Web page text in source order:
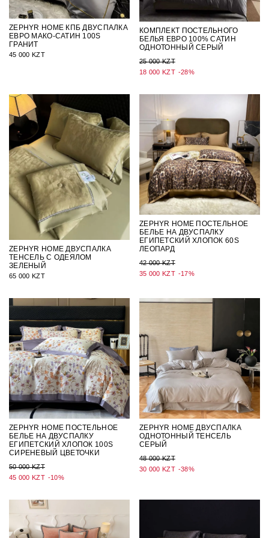
ZEPHYR HOME КПБ ДВУСПАЛКА
ЕВРО МАКО-САТИН 100S
ГРАНИТ
45 000 KZT
КОМПЛЕКТ ПОСТЕЛЬНОГО
БЕЛЬЯ ЕВРО 100% САТИН
ОДНОТОННЫЙ СЕРЫЙ
25 000 KZT
18 000 KZT -28%
ZEPHYR HOME ДВУСПАЛКА
ТЕНСЕЛЬ С ОДЕЯЛОМ
ЗЕЛЕНЫЙ
65 000 KZT
ZEPHYR HOME ПОСТЕЛЬНОЕ
БЕЛЬЕ НА ДВУСПАЛКУ
ЕГИПЕТСКИЙ ХЛОПОК 60S
ЛЕОПАРД
42 000 KZT
35 000 KZT -17%
ZEPHYR HOME ПОСТЕЛЬНОЕ
БЕЛЬЕ НА ДВУСПАЛКУ
ЕГИПЕТСКИЙ ХЛОПОК 100S
СИРЕНЕВЫЙ ЦВЕТОЧКИ
50 000 KZT
45 000 KZT -10%
ZEPHYR HOME ДВУСПАЛКА
ОДНОТОННЫЙ ТЕНСЕЛЬ
СЕРЫЙ
48 000 KZT
30 000 KZT -38%